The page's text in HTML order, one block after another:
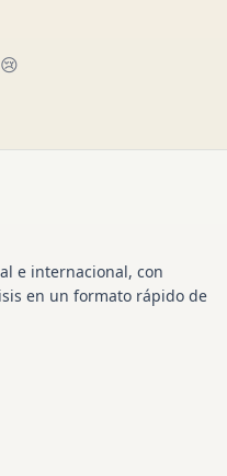
e internacional, con
en un formato rápido de